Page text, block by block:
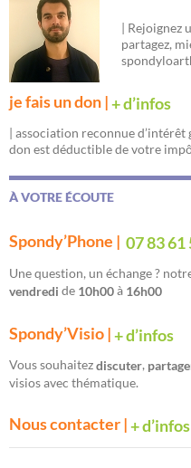
| Rejoignez
partagez,
je fais un don |+ d’infos
| association reconnue
don est déductible de votre
À VOTRE ÉCOUTE
Spondy’Phone | 07 83 61
Une question, un échange ?
vendredi de 10h00à 16h00
Spondy’Visio |+ d’infos
Vous souhaitezdiscuter,
visios avec thématique.
Nous contacter |+ d’infos